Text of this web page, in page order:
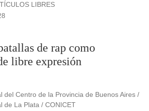
LIBRES
de rap como
libre expresión
del Centro de la Provincia de Buenos Aires /
de La Plata / CONICET